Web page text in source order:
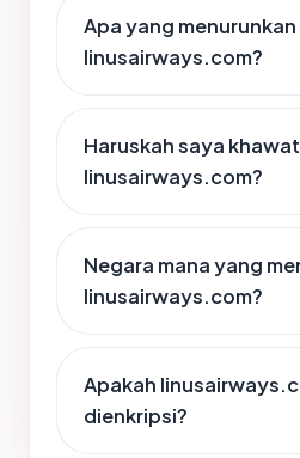
Apa yang
linusairways.com?
Haruskah saya
linusairways.com?
Negara mana yang
linusairways.com?
Apakah
dienkripsi?